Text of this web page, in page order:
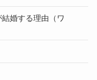
婚する理由（ワ